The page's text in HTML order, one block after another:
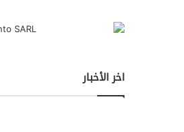
اخر الأخبار